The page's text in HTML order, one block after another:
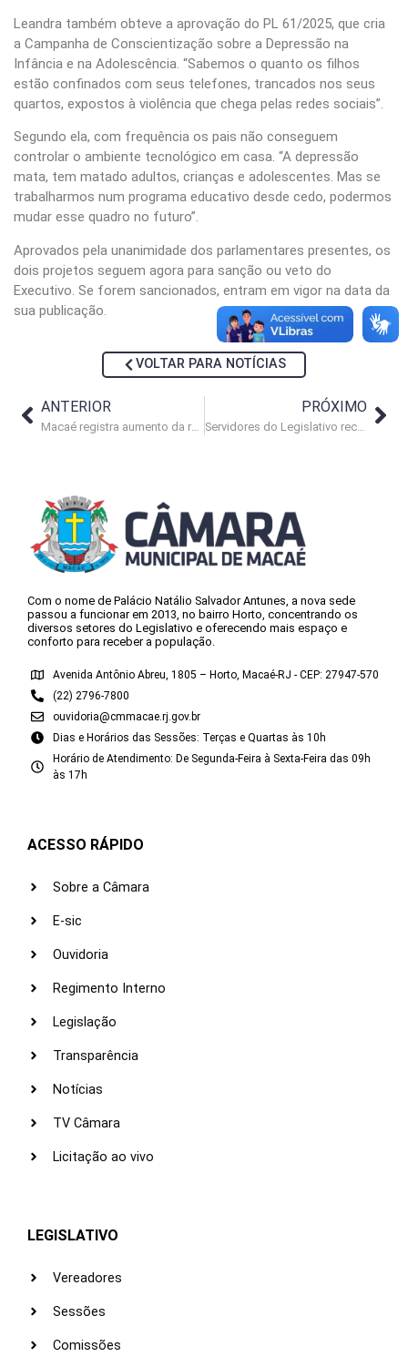
Leandra também obteve a aprovação do PL 61/2025, que cria
a Campanha de Conscientização sobre a Depressão na
Infância e na Adolescência. “Sabemos o quanto os filhos
estão confinados com seus telefones, trancados nos seus
quartos, expostos à violência que chega pelas redes sociais”.
Segundo ela, com frequência os pais não conseguem
controlar o ambiente tecnológico em casa. “A depressão
mata, tem matado adultos, crianças e adolescentes. Mas se
trabalharmos num programa educativo desde cedo, podermos
mudar esse quadro no futuro”.
Aprovados pela unanimidade dos parlamentares presentes, os
dois projetos seguem agora para sanção ou veto do
Executivo. Se forem sancionados, entram em vigor na data da
sua publicação.
VOLTAR PARA NOTÍCIAS
ANTERIOR PRÓXIMO
Servidores do Legislativo recebem vacina contra a gripe
Com o nome de Palácio Natálio Salvador Antunes, a nova sede
passou a funcionar em 2013, no bairro Horto, concentrando os
diversos setores do Legislativo e oferecendo mais espaço e
conforto para receber a população.
Avenida Antônio Abreu, 1805 – Horto, Macaé-RJ - CEP: 27947-570
(22) 2796-7800
ouvidoria@cmmacae.rj.gov.br
Dias e Horários das Sessões: Terças e Quartas às 10h
Horário de Atendimento: De Segunda-Feira à Sexta-Feira das 09h
às 17h
ACESSO RÁPIDO
Sobre a Câmara
E-sic
Ouvidoria
Regimento Interno
Legislação
Transparência
Notícias
TV Câmara
Licitação ao vivo
LEGISLATIVO
Vereadores
Sessões
Comissões